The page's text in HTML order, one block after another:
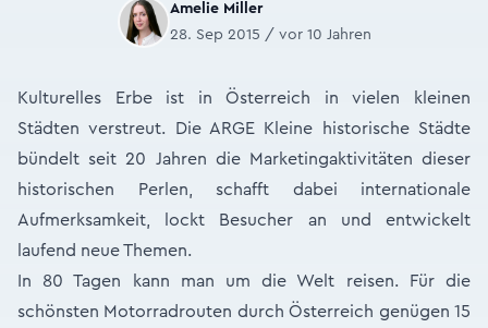
Amelie Miller
28. Sep 2015 / vor 10 Jahren
Kulturelles Erbe ist in Österreich in vielen kleinen
Städten verstreut. Die ARGE Kleine historische Städte
bündelt seit 20 Jahren die Marketingaktivitäten dieser
historischen Perlen, schafft dabei internationale
Aufmerksamkeit, lockt Besucher an und entwickelt
laufend neue Themen.
In 80 Tagen kann man um die Welt reisen. Für die
schönsten Motorradrouten durch Österreich genügen 15